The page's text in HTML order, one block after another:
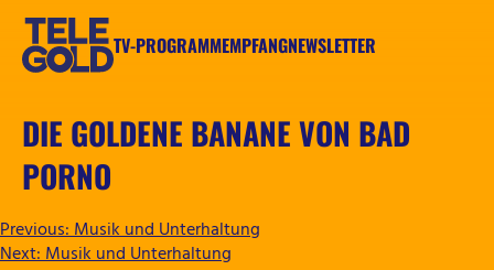
Zum
springen
TV-PROGRAMMEMPFANGNEWSLETTER
DIE GOLDENE BANANE VON BAD
PORNO
BEITRAGSNAVIGATION
Previous:Musik und Unterhaltung
Next:Musik und Unterhaltung